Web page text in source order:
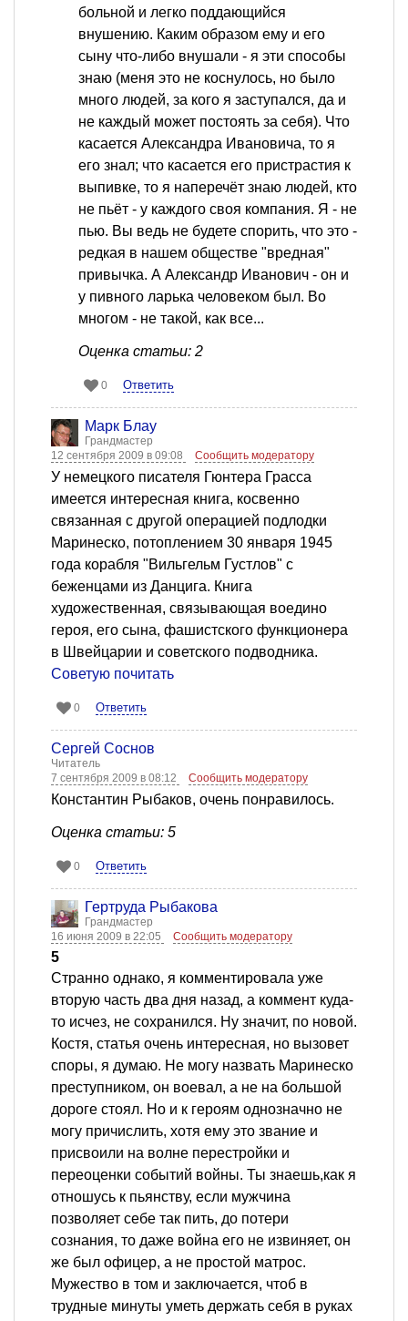
больной и легко поддающийся
внушению. Каким образом ему и его
сыну что-либо внушали - я эти способы
знаю (меня это не коснулось, но было
много людей, за кого я заступался, да и
не каждый может постоять за себя). Что
касается Александра Ивановича, то я
его знал; что касается его пристрастия к
выпивке, то я наперечёт знаю людей, кто
не пьёт - у каждого своя компания. Я - не
пью. Вы ведь не будете спорить, что это -
редкая в нашем обществе "вредная"
привычка. А Александр Иванович - он и
у пивного ларька человеком был. Во
многом - не такой, как все...
Оценка статьи: 2
0 Ответить
Марк Блау
Грандмастер
12 сентября 2009 в 09:08
Сообщить модератору
У немецкого писателя Гюнтера Грасса
имеется интересная книга, косвенно
связанная с другой операцией подлодки
Маринеско, потоплением 30 января 1945
года корабля "Вильгельм Густлов" с
беженцами из Данцига. Книга
художественная, связывающая воедино
героя, его сына, фашистского функционера
в Швейцарии и советского подводника.
Советую почитать
0 Ответить
Сергей Соснов
Читатель
7 сентября 2009 в 08:12
Сообщить модератору
Константин Рыбаков, очень понравилось.
Оценка статьи: 5
0 Ответить
Гертруда Рыбакова
Грандмастер
16 июня 2009 в 22:05
Сообщить модератору
5
Странно однако, я комментировала уже
вторую часть два дня назад, а коммент куда-
то исчез, не сохранился. Ну значит, по новой.
Костя, статья очень интересная, но вызовет
споры, я думаю. Не могу назвать Маринеско
преступником, он воевал, а не на большой
дороге стоял. Но и к героям однозначно не
могу причислить, хотя ему это звание и
присвоили на волне перестройки и
переоценки событий войны. Ты знаешь,как я
отношусь к пьянству, если мужчина
позволяет себе так пить, до потери
сознания, то даже война его не извиняет, он
же был офицер, а не простой матрос.
Мужество в том и заключается, чтоб в
трудные минуты уметь держать себя в руках